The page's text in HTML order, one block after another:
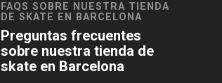
FAQS SOBRE NUESTRA TIENDA
DE SKATE EN BARCELONA
Preguntas frecuentes
sobre nuestra tienda de
skate en Barcelona